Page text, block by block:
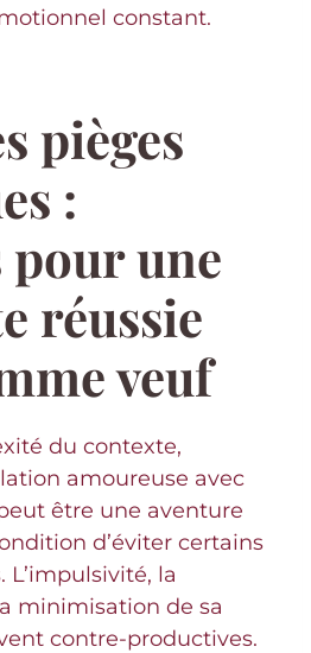
constant.
pièges
:
pour une
réussie
veuf
du contexte,
amoureuse avec
être une aventure
d’éviter certains
la
minimisation de sa
contre-productives.